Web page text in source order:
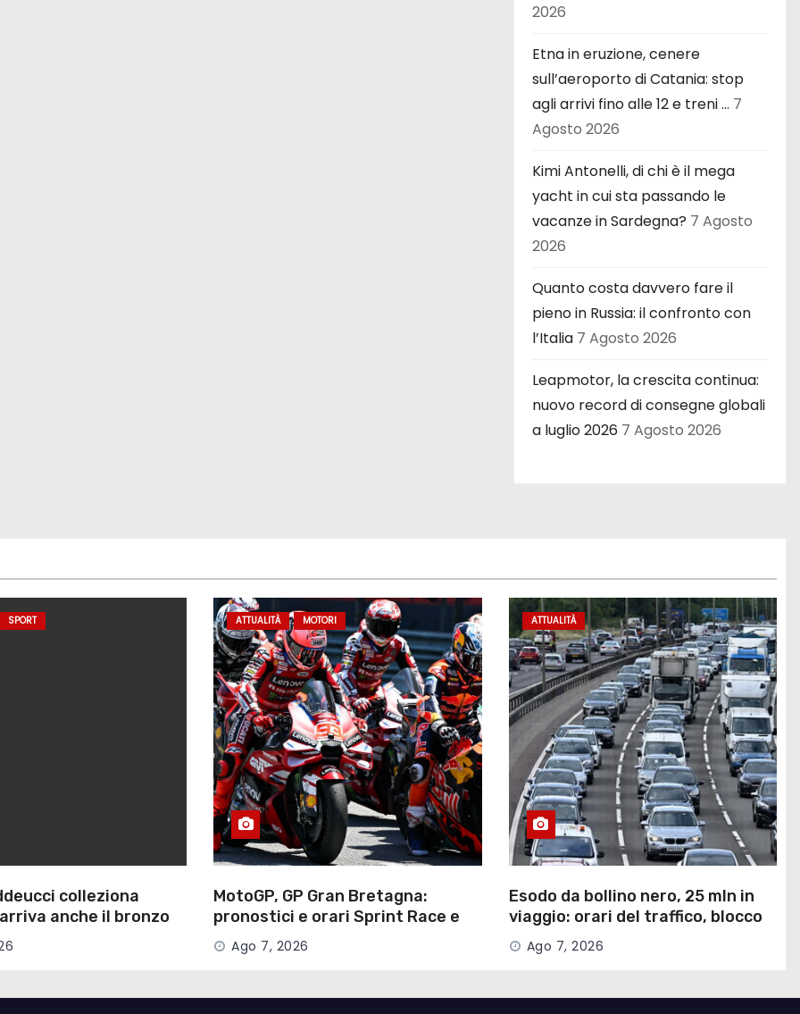
2026
Etna in eruzione, cenere
sull’aeroporto di Catania: stop
agli arrivi fino alle 12 e treni … 7
Agosto 2026
Kimi Antonelli, di chi è il mega
yacht in cui sta passando le
vacanze in Sardegna? 7 Agosto
2026
Quanto costa davvero fare il
pieno in Russia: il confronto con
l’Italia 7 Agosto 2026
Leapmotor, la crescita continua:
nuovo record di consegne globali
a luglio 2026 7 Agosto 2026
SPORT
colleziona
anche il bronzo
ATTUALITÀ MOTORI
MotoGP, GP Gran Bretagna:
pronostici e orari Sprint Race e
gara, dove vederle in TV
Ago 7, 2026
ATTUALITÀ
Esodo da bollino nero, 25 mln in
viaggio: orari del traffico, blocco
camion e nuovi Tutor
Ago 7, 2026